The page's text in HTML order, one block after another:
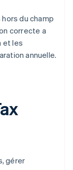
du champ
correcte a
et les
annuelle.
gérer